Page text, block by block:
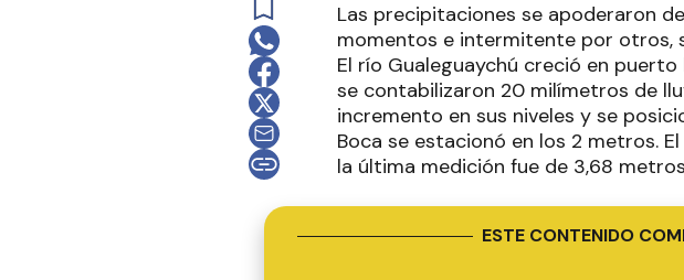
Las precipitaciones se apoderaron
momentos e intermitente por otros,
El río Gualeguaychú creció en puerto
se contabilizaron 20 milímetros de
incremento en sus niveles y se
Boca se estacionó en los 2 metros.
la última medición fue de 3,68
ESTE CONTENIDO